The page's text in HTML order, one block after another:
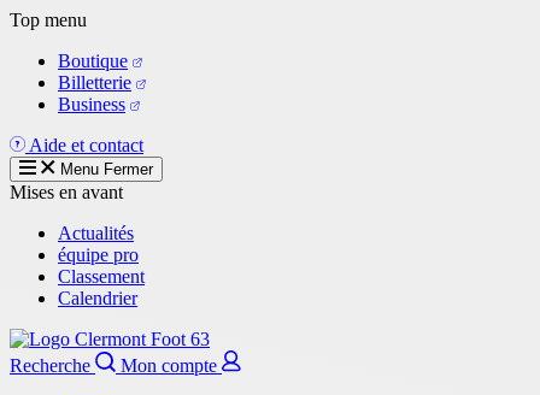
Aller
contenu
principal
Top menu
Boutique
Billetterie
Business
Aide et contact
Menu Fermer
Mises en avant
Actualités
équipe pro
Classement
Calendrier
Recherche
Mon compte